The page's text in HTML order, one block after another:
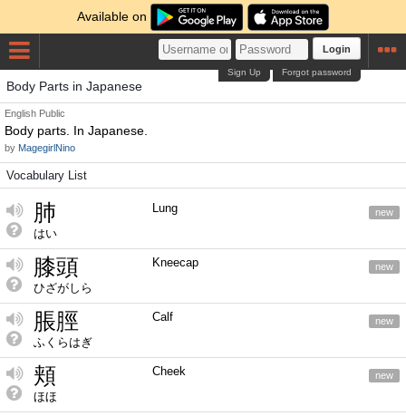
Available on
Login
Forgot password
Sign Up
Body Parts in Japanese
English Public
Body parts. In Japanese.
by MagegirlNino
Vocabulary List
肺
はい
Lung new
膝頭
ひざがしら
Kneecap new
脹脛
ふくらはぎ
Calf new
頬
ほほ
Cheek new